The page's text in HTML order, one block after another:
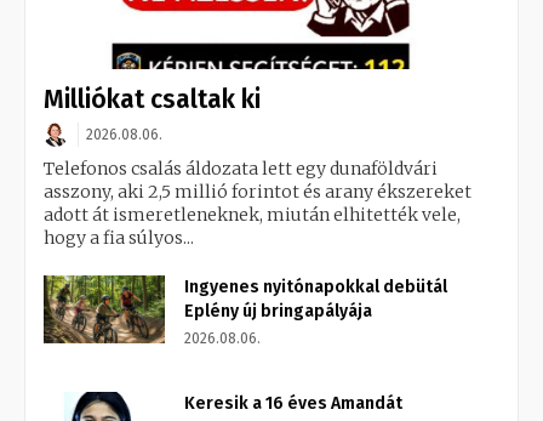
Milliókat csaltak ki
2026.08.06.
Telefonos csalás áldozata lett egy dunaföldvári
asszony, aki 2,5 millió forintot és arany ékszereket
adott át ismeretleneknek, miután elhitették vele,
hogy a fia súlyos...
Ingyenes nyitónapokkal debütál
Eplény új bringapályája
2026.08.06.
Keresik a 16 éves Amandát